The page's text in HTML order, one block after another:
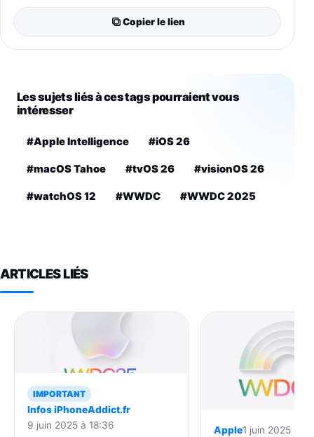
Copier le lien
Les sujets liés à ces tags pourraient vous
intéresser
#Apple Intelligence #iOS 26
#macOS Tahoe #tvOS 26 #visionOS 26
#watchOS 12 #WWDC #WWDC 2025
ARTICLES LIÉS
IMPORTANT
Infos iPhoneAddict.fr
9 juin 2025 à 18:36
Apple1 juin 2025 à